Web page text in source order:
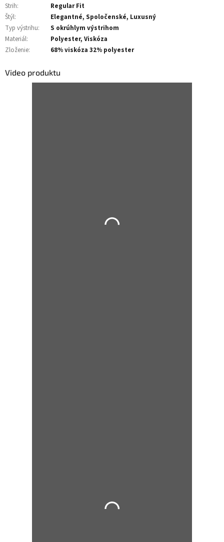
Strih:
Regular Fit
Štýl:
Elegantné, Spoločenské, Luxusný
Typ výstrihu:
S okrúhlym výstrihom
Materiál:
Polyester, Viskóza
Zloženie: 68% viskóza 32% polyester
Video produktu